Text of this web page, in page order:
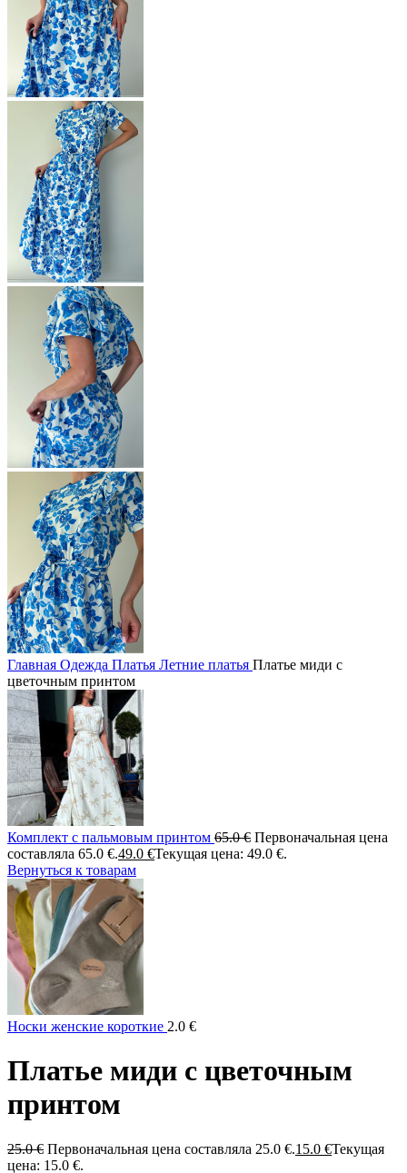
Главная Одежда Платья Летние платья Платье миди с
цветочным принтом
Комплект с пальмовым принтом 65.0€ Первоначальная цена
составляла 65.0 €.49.0 €Текущая цена: 49.0 €.
Вернуться к товарам
Носки женские короткие 2.0 €
Платье миди с цветочным
принтом
25.0€ Первоначальная цена составляла 25.0 €.15.0 €Текущая
цена: 15.0 €.